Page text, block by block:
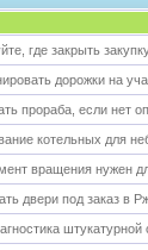
где закрыть
дорожки на
прораба, если нет
котельных для
вращения нужен
двери под заказ в